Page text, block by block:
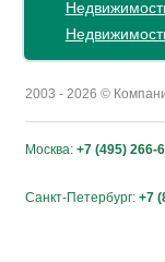
2003 - 2026 ©
Москва: +7 (495) 266-
Санкт-Петербург: +7